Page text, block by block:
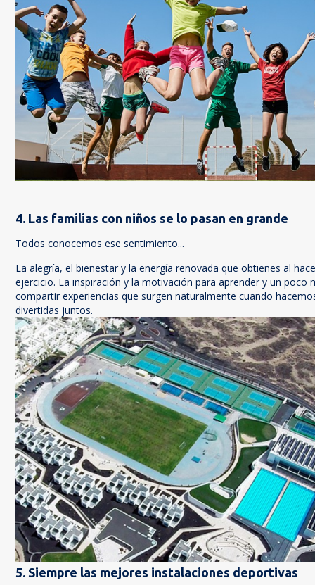
4. Las familias con niños se lo pasan en grande
Todos conocemos ese sentimiento...
La alegría, el bienestar y la energía renovada que obtienes al
ejercicio. La inspiración y la motivación para aprender y un poco
compartir experiencias que surgen naturalmente cuando
divertidas juntos.
5. Siempre las mejores instalaciones deportivas